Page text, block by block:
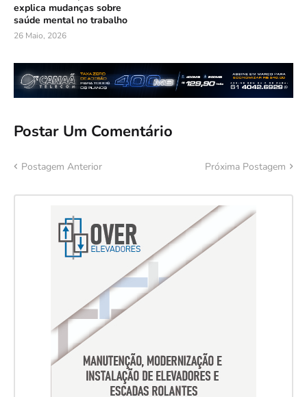
explica mudanças sobre
saúde mental no trabalho
26 Maio, 2026
Postar Um Comentário
Postagem Anterior Próxima Postagem